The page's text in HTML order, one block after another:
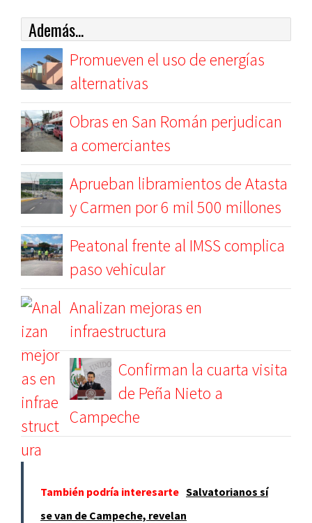
Además...
Promueven el uso de energías
alternativas
Obras en San Román perjudican
a comerciantes
Aprueban libramientos de Atasta
y Carmen por 6 mil 500 millones
Peatonal frente al IMSS complica
paso vehicular
Analizan mejoras en
infraestructura
Confirman la cuarta visita
de Peña Nieto a
Campeche
También podría interesarte Salvatorianos sí
se van de Campeche, revelan